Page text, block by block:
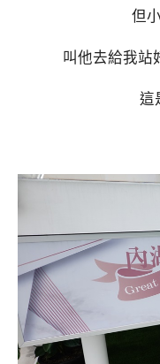
但
叫他去給我站
這